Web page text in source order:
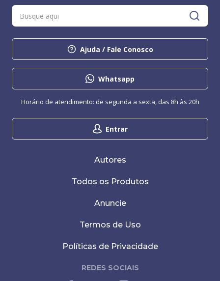
Ajuda / Fale Conosco
Whatsapp
Entrar
Horário de atendimento: de segunda a sexta, das 8h às 20h
Autores
Todos os Produtos
Anuncie
Termos de Uso
Políticas de Privacidade
REDES SOCIAIS